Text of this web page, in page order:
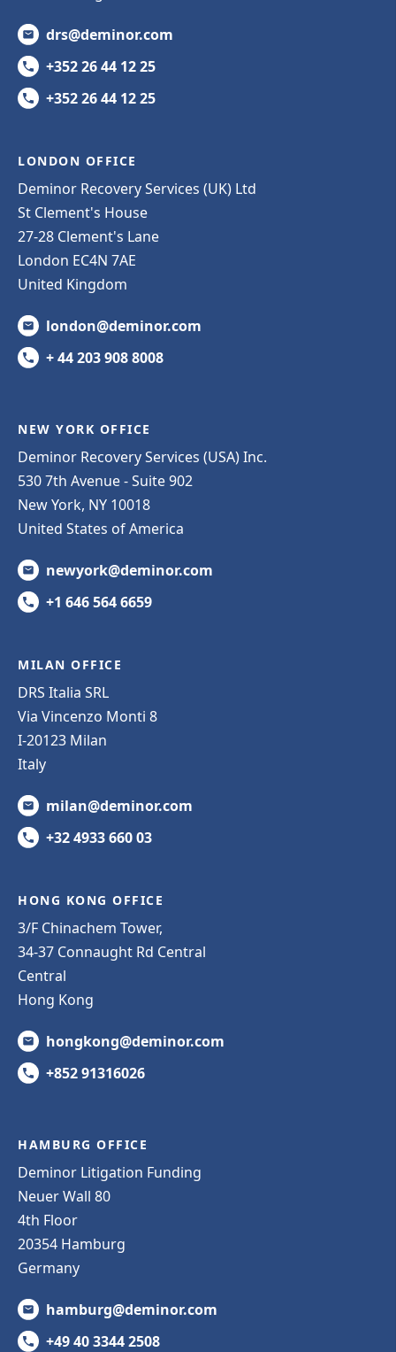
drs@deminor.com
+352 26 44 12 25
+352 26 44 12 25
LONDON OFFICE
Deminor Recovery Services (UK) Ltd
St Clement's House
27-28 Clement's Lane
London EC4N 7AE
United Kingdom
london@deminor.com
+ 44 203 908 8008
NEW YORK OFFICE
Deminor Recovery Services (USA) Inc.
530 7th Avenue - Suite 902
New York, NY 10018
United States of America
newyork@deminor.com
+1 646 564 6659
MILAN OFFICE
DRS Italia SRL
Via Vincenzo Monti 8
I-20123 Milan
Italy
milan@deminor.com
+32 4933 660 03
HONG KONG OFFICE
3/F Chinachem Tower,
34-37 Connaught Rd Central
Central
Hong Kong
hongkong@deminor.com
+852 91316026
HAMBURG OFFICE
Deminor Litigation Funding
Neuer Wall 80
4th Floor
20354 Hamburg
Germany
hamburg@deminor.com
+49 40 3344 2508